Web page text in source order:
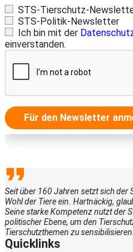
STS-Tierschutz-
STS-Politik-Newsletter
Ich bin mit der
einverstanden.
Für den Newsletter
Seit über 160 Jahren setzt sich der
Wohl der Tiere ein. Hartnäckig,
Seine starke Kompetenz nutzt der
politischer Ebene, um den
Tierschutzthemen zu sensibilisieren.
Quicklinks